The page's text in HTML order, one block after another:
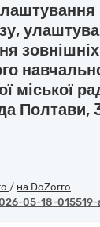
міської
/ на DoZorro
05-18-015519-